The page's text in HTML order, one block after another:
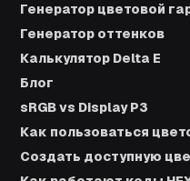
Генератор цветовой
Генератор оттенков
Калькулятор Delta E
Блог
sRGB vs Display P3
Как пользоваться
Создать доступную